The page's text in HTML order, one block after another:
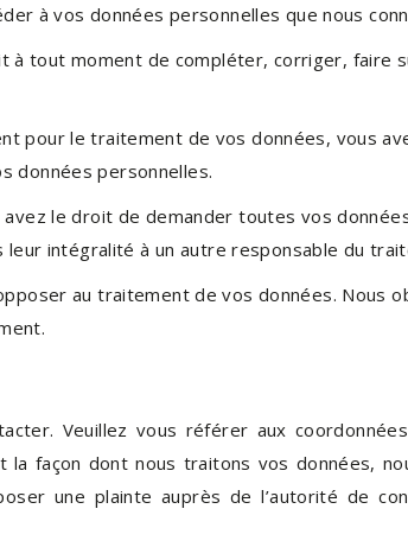
à vos données personnelles que nous
à tout moment de compléter, corriger, faire
pour le traitement de vos données, vous
données personnelles.
le droit de demander toutes vos
intégralité à un autre responsable du
au traitement de vos données. Nous
Veuillez vous référer aux
la façon dont nous traitons vos données,
une plainte auprès de l’autorité de